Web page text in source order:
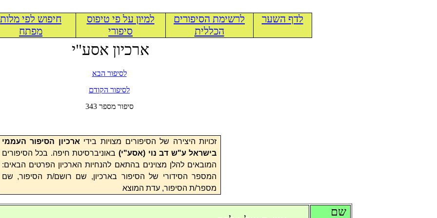
לדף השער
לרשימת הסיפורים
הכללית
למיון על פי טיפוס
סיפורי
חיפוש לפי מלות
מפתח
ארכיון אסע"י
לסיפור הבא
לסיפור הקודם
343 סיפור מספר
זכויות היצירה של הסיפורים מצויות בידי ארכיון הסיפור העממי
בישראל ע"ש דב נוי (אסע"י) באוניברסיטת חיפה. בכל הסיפורים
המובאים להלן מצוינים בהתאם להנחיות הארכיון הפרטים הבאים:
המספר הסידורי של הסיפור בארכיון, שם רושם/ת הסיפור, שם
מספר/ת הסיפור, עדת המוצא
שם